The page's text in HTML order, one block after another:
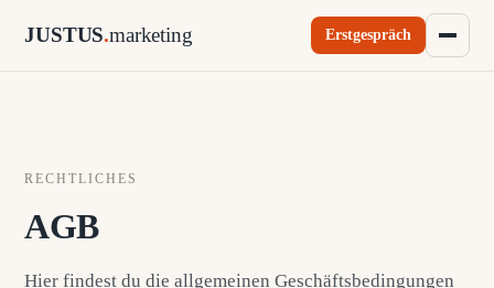
JUSTUS.marketing Erstgespräch
RECHTLICHES
AGB
Hier findest du die allgemeinen Geschäftsbedingungen